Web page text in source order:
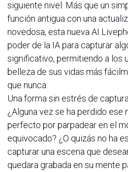
siguiente nivel. Más que un
función antigua con una
novedosa, esta nueva AI
poder de la IA para capturar
significativo, permitiendo a los
belleza de sus vidas más
que nunca.
Una forma sin estrés de
¿Alguna vez se ha perdido
perfecto por parpadear en el
equivocado? ¿O quizás no ha
capturar una escena que
quedara grabada en su mente